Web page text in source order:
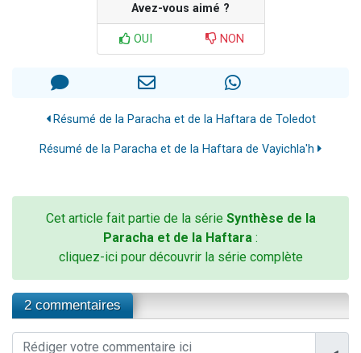
Avez-vous aimé ?
OUI NON
Résumé de la Paracha et de la Haftara de Toledot
Résumé de la Paracha et de la Haftara de Vayichla'h
Cet article fait partie de la série Synthèse de la
Paracha et de la Haftara :
cliquez-ici pour découvrir la série complète
2 commentaires